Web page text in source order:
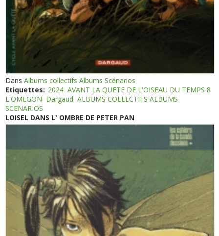
DansAlbums collectifs Albums Scénarios
Etiquettes: 2024 AVANT LA QUETE DE L'OISEAU DU TEMPS 8
L'OMEGON Dargaud ALBUMS COLLECTIFS ALBUMS
SCENARIOS
LOISEL DANS L' OMBRE DE PETER PAN